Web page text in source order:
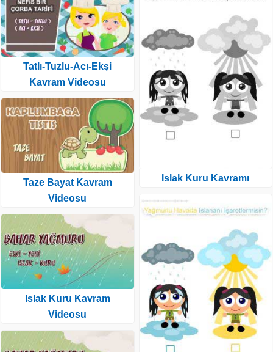
Tatlı-Tuzlu-Acı-Ekşi
Kavram Videosu
Taze Bayat Kavram
Videosu
Islak Kuru Kavram
Videosu
Islak Kuru Kavramı